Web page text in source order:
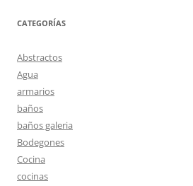
CATEGORÍAS
Abstractos
Agua
armarios
baños
baños galeria
Bodegones
Cocina
cocinas